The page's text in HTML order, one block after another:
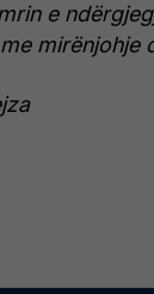
e
mirënjohje